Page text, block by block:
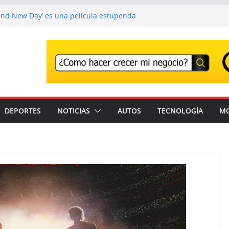
New Day’ es una película estupenda
de las películas más taquilleras de
a Franco Baresi, en un funeral
el Festival que transforma los
experiencia musical irrepetible: Corona
DEPORTES NOTICIAS AUTOS TECNOLOGÍA